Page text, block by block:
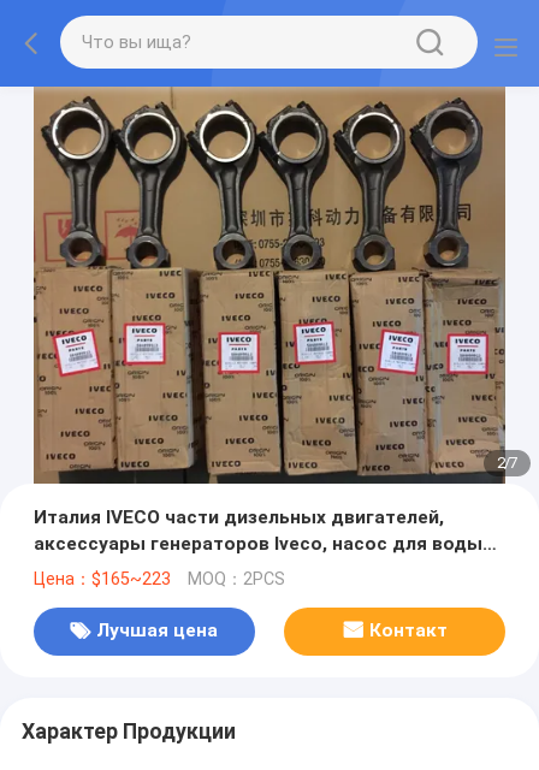
2/7
Италия IVECO части дизельных двигателей,
аксессуары генераторов Iveco, насос для воды
Iveco,504062854
Цена：$165~223 MOQ：2PCS
Лучшая цена Контакт
Характер Продукции